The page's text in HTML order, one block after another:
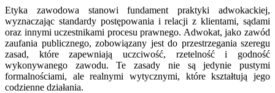
Etyka zawodowa stanowi fundament praktyki adwokackiej,
wyznaczając standardy postępowania i relacji z klientami, sądami
oraz innymi uczestnikami procesu prawnego. Adwokat, jako zawód
zaufania publicznego, zobowiązany jest do przestrzegania szeregu
zasad, które zapewniają uczciwość, rzetelność i godność
wykonywanego zawodu. Te zasady nie są jedynie pustymi
formalnościami, ale realnymi wytycznymi, które kształtują jego
codzienne działania.